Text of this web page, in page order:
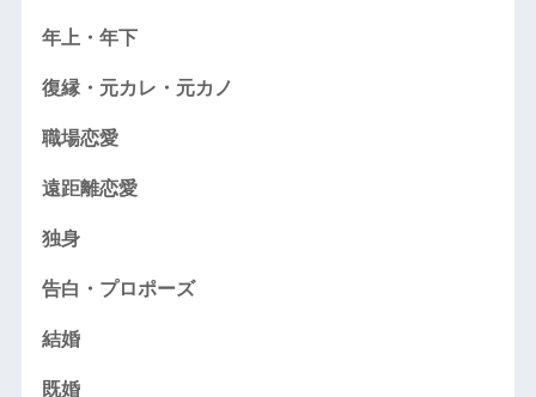
年上・年下
復縁・元カレ・元カノ
職場恋愛
遠距離恋愛
独身
告白・プロポーズ
結婚
既婚